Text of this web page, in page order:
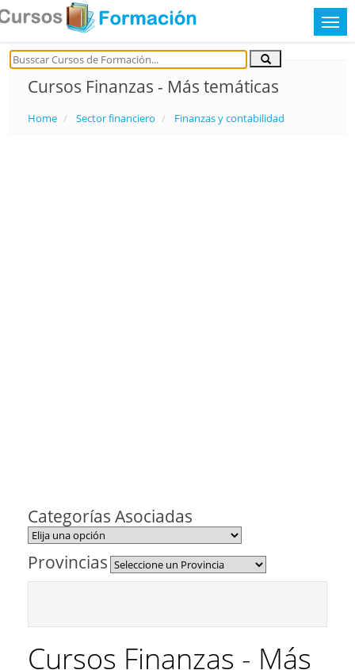
Cursos Finanzas - Más temáticas
Home Sector financiero Finanzas y contabilidad
Categorías Asociadas
Provincias
Cursos Finanzas - Más